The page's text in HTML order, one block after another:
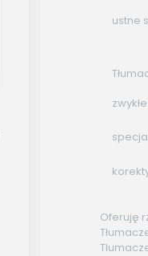
ustne
zwykłe
Oferuję